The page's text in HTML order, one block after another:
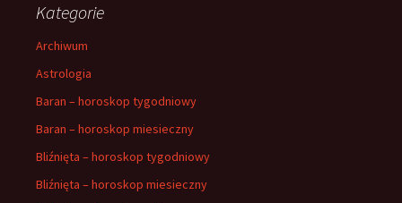
Kategorie
Archiwum
Astrologia
Baran – horoskop tygodniowy
Baran – horoskop miesieczny
Bliźnięta – horoskop tygodniowy
Bliźnięta – horoskop miesieczny